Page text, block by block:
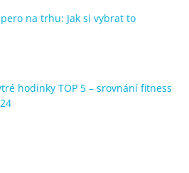
na trhu: Jak si vybrat to
hodinky TOP 5 – srovnání fitness